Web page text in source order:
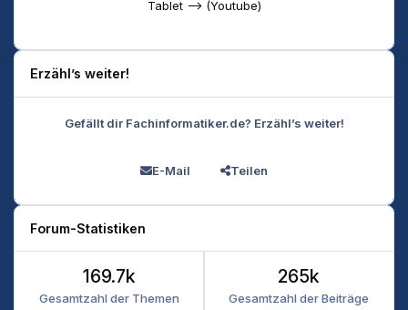
Tablet --> (Youtube)
Erzähl’s weiter!
Gefällt dir Fachinformatiker.de? Erzähl’s weiter!
E-Mail Teilen
Forum-Statistiken
Gesamtzahl der Themen
169.7k
Gesamtzahl der Beiträge
265k